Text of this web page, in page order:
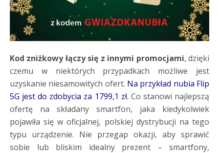
Kod zniżkowy łączy się z innymi promocjami, dzięki
czemu w niektórych przypadkach możliwe jest
uzyskanie niesamowitych ofert. Na przykład nubia Flip
5G jest do zdobycia za 1799,1 zł. Co stanowi najlepszą
ofertę na składany smartfon, jaka kiedykolwiek
pojawiła się w oficjalnej, polskiej dystrybucji na tego
typu urządzenie. Nie przegap okazji, aby sprawić
sobie lub bliskim idealny prezent – smartfony,